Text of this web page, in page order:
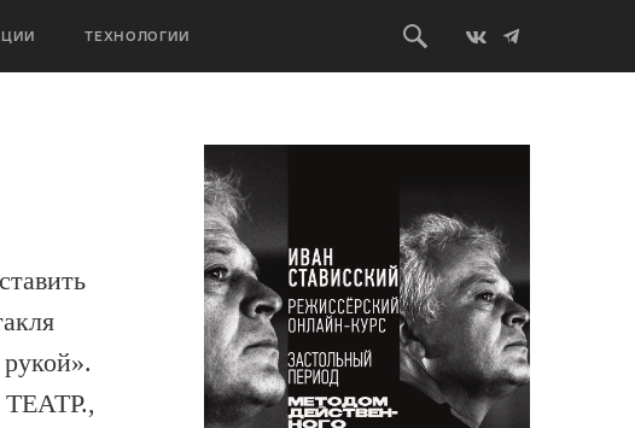
ТЕХНОЛОГИИ
ТЕАТР.,